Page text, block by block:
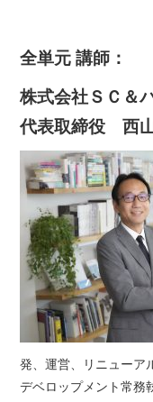
全単元 講師：
株式会社ＳＣ＆
代表取締役 西
発、運営、リニューア
デベロップメント常務